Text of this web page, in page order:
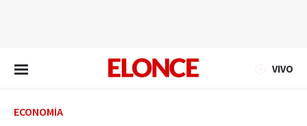
VIVO
ECONOMÍA